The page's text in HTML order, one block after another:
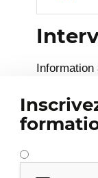
Information